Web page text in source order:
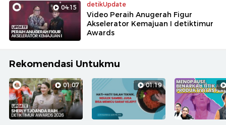
04:15 detikUpdate
Video Peraih Anugerah Figur
Akselerator Kemajuan I detiktimur
Awards
Rekomendasi Untukmu
01:07 01:19